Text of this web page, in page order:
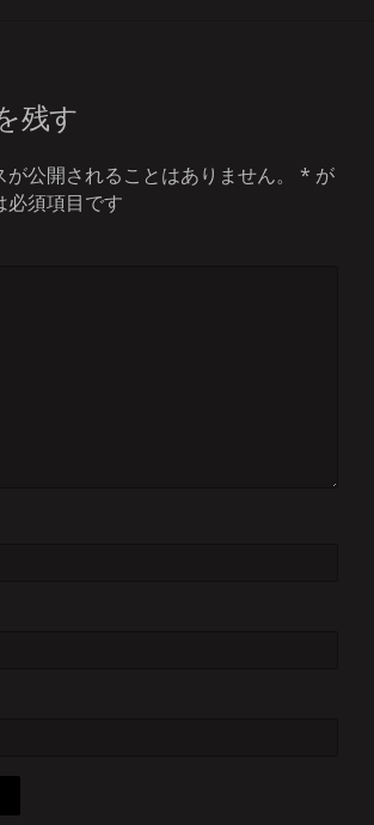
残す
公開されることはありません。 * が
必須項目です